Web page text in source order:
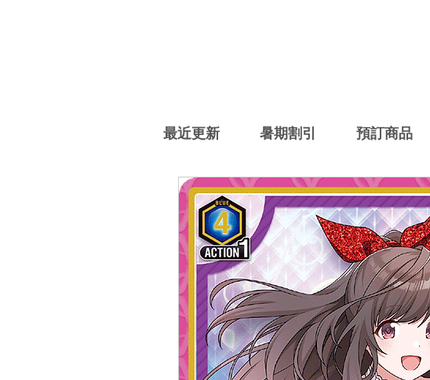
最近更新 暑期割引 預訂商品